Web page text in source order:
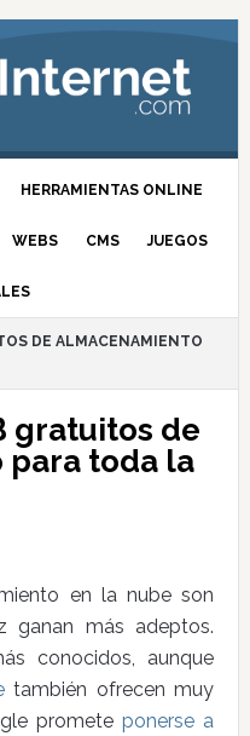
HERRAMIENTAS ONLINE
WEBS CMS JUEGOS
DE ALMACENAMIENTO
gratuitos de
para toda la
en la nube son
ganan más adeptos.
conocidos, aunque
también ofrecen muy
prometeponerse a